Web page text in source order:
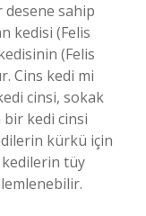
desene sahip
kedisi (Felis
(Felis
Cins kedi mi
cinsi, sokak
bir kedi cinsi
kürkü için
tüy